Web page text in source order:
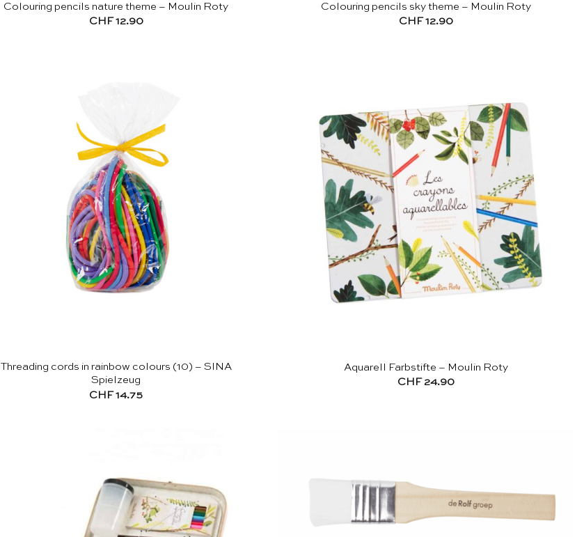
Colouring pencils nature theme – Moulin Roty
CHF12.90
Colouring pencils sky theme – Moulin Roty
CHF12.90
Threading cords in rainbow colours (10) – SINA
Spielzeug
CHF14.75
Aquarell Farbstifte – Moulin Roty
CHF24.90